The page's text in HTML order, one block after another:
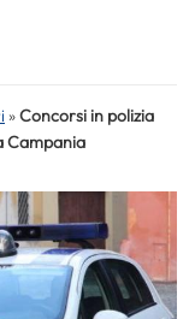
»Concorsi in polizia
Campania